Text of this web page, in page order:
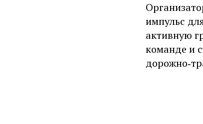
импульс
активную
команде и